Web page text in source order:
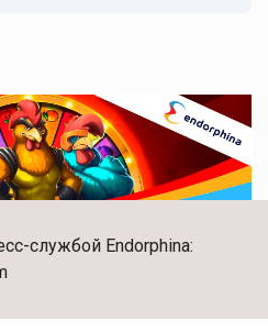
службой Endorphina: